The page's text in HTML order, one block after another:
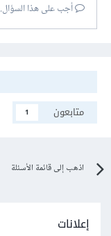
أجب على هذا
متابعون
1
اذهب إلى قائمة الأسئلة
إعلانات